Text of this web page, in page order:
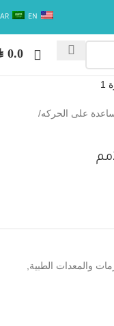
EN
AR
0.0
على الحركه/
والمعدات الطبية,